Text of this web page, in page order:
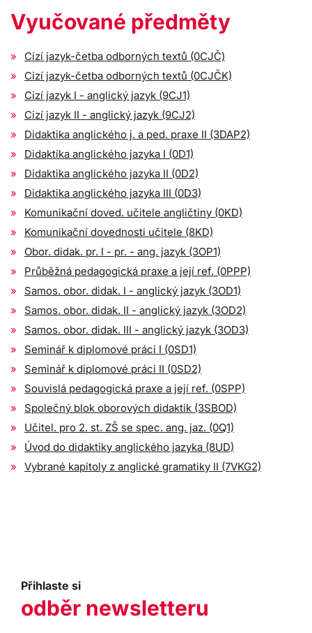
Vyučované předměty
Cizí jazyk-četba odborných textů (0CJČ)
Cizí jazyk-četba odborných textů (0CJČK)
Cizí jazyk I - anglický jazyk (9CJ1)
Cizí jazyk II - anglický jazyk (9CJ2)
Didaktika anglického j. a ped. praxe II (3DAP2)
Didaktika anglického jazyka I (0D1)
Didaktika anglického jazyka II (0D2)
Didaktika anglického jazyka III (0D3)
Komunikační doved. učitele angličtiny (0KD)
Komunikační dovednosti učitele (8KD)
Obor. didak. pr. I - pr. - ang. jazyk (3OP1)
Průběžná pedagogická praxe a její ref. (0PPP)
Samos. obor. didak. I - anglický jazyk (3OD1)
Samos. obor. didak. II - anglický jazyk (3OD2)
Samos. obor. didak. III - anglický jazyk (3OD3)
Seminář k diplomové práci I (0SD1)
Seminář k diplomové práci II (0SD2)
Souvislá pedagogická praxe a její ref. (0SPP)
Společný blok oborových didaktik (3SBOD)
Učitel. pro 2. st. ZŠ se spec. ang. jaz. (0Q1)
Úvod do didaktiky anglického jazyka (8UD)
Vybrané kapitoly z anglické gramatiky II (7VKG2)
Přihlaste si
odběr newsletteru